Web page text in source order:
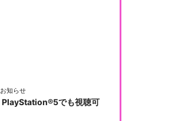
知らせ
でも視聴可